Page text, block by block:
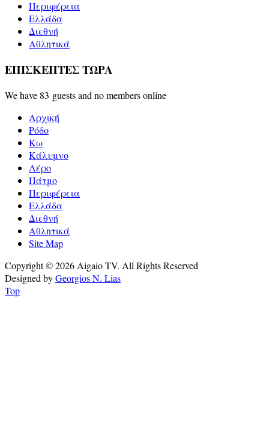
Περιφέρεια
Ελλάδα
Διεθνή
Αθλητικά
ΕΠΙΣΚΕΠΤΕΣ ΤΩΡΑ
We have 83 guests and no members online
Αρχική
Ρόδο
Κω
Κάλυμνο
Λέρο
Πάτμο
Περιφέρεια
Ελλάδα
Διεθνή
Αθλητικά
Site Map
Copyright © 2026 Aigaio TV. All Rights Reserved
Designed byGeorgios N. Lias
Top